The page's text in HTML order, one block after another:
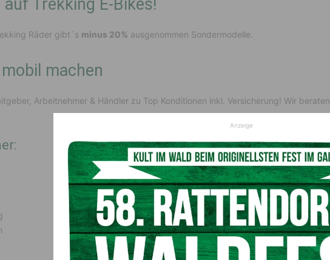
auf Trekking E-Bikes!
Räder gibt´s minus 20% ausgenommen Sondermodelle.
machen
Arbeitnehmer & Händler zu Top Konditionen inkl. Versicherung! Wir beraten
Anzeige